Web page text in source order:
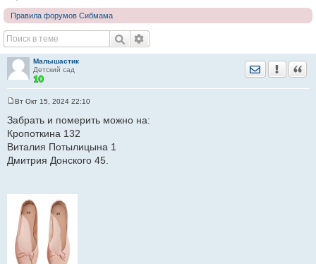
Правила форумов Сибмама
Малышастик
Детский сад
Отправить
о
б
е
н
Вт Окт 15, 2024 22:10
Забрать и померить можно на:
Кропоткина 132
Виталия Потылицына 1
Дмитрия Донского 45.